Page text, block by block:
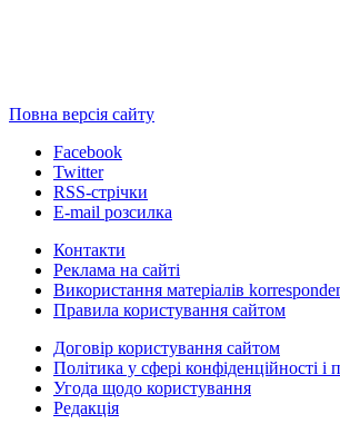
Повна версія сайту
Facebook
Twitter
RSS-стрічки
E-mail розсилка
Контакти
Реклама на сайті
Використання матеріалів
Правила користування сайтом
Договір користування сайтом
Політика у сфері конфіденційності
Угода щодо користування
Редакція